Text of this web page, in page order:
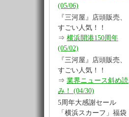
(05/06)
『三河屋』店頭販売、
すごい人気！！
⇒ 横浜開港150周年
(05/02)
『三河屋』店頭販売、
すごい人気！！
⇒ 業界ニュース斜め読
み！ (04/30)
5周年大感謝セール
「横浜スカーフ」福袋